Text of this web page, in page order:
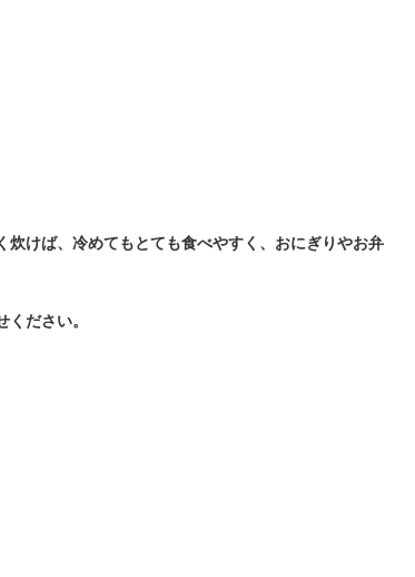
けば、冷めてもとても食べやすく、おにぎりやお弁
ださい。